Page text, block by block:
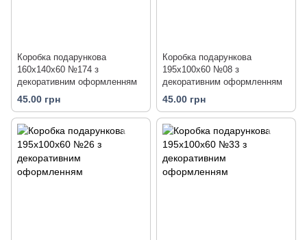
Коробка подарункова
160х140х60 №174 з
декоративним оформленням
45.00 грн
Коробка подарункова
195х100х60 №08 з
декоративним оформленням
45.00 грн